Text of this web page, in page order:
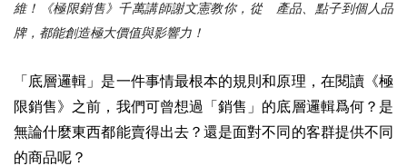
維！《極限銷售》千萬講師謝文憲教你，從 產品、點子到個人品
牌，都能創造極大價值與影響力！
「底層邏輯」是一件事情最根本的規則和原理，在閱讀《極
限銷售》之前，我們可曾想過「銷售」的底層邏輯爲何？是
無論什麼東西都能賣得出去？還是面對不同的客群提供不同
的商品呢？